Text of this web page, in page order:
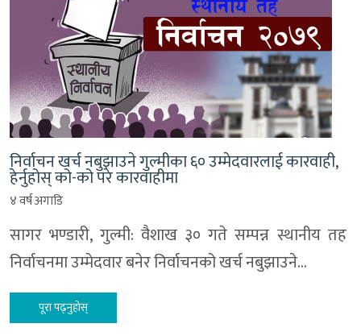
निर्वाचन खर्च नबुझाउने गुल्मीका ६० उम्मेदवारलाई कारवाही,
हेर्नुहोस् को-को परे कारवाहीमा
४ वर्ष अगाडि
सागर भण्डारी, गुल्मी: वैशाख ३० गते सम्पन्न स्थानीय तह
निर्वाचनमा उम्मेदवार बनेर निर्वाचनको खर्च नबुझाउने…
पूरा पढ्नुहोस्